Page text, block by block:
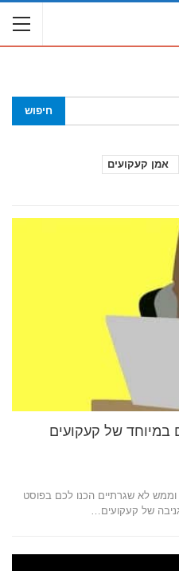
אמן קעקועים
במיוחד של קעקועים
לא שגרתיים הכנו לכם בפוסט
של קעקועים…